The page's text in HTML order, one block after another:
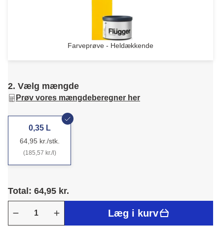
Farveprøve - Heldækkende
2. Vælg mængde
Prøv vores mængdeberegner her
0,35 L
64,95 kr./stk.
(185,57 kr./l)
Total: 64,95 kr.
Læg i kurv